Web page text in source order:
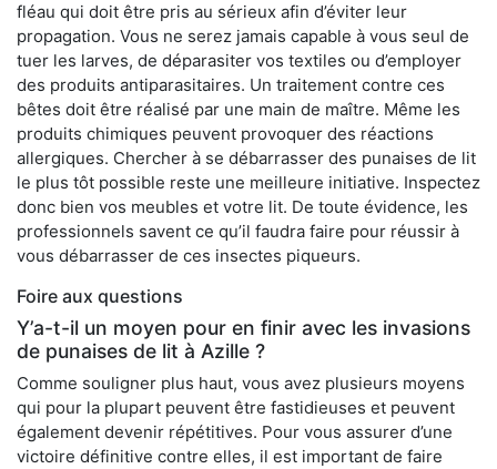
fléau qui doit être pris au sérieux afin d’éviter leur
propagation. Vous ne serez jamais capable à vous seul de
tuer les larves, de déparasiter vos textiles ou d’employer
des produits antiparasitaires. Un traitement contre ces
bêtes doit être réalisé par une main de maître. Même les
produits chimiques peuvent provoquer des réactions
allergiques. Chercher à se débarrasser des punaises de lit
le plus tôt possible reste une meilleure initiative. Inspectez
donc bien vos meubles et votre lit. De toute évidence, les
professionnels savent ce qu’il faudra faire pour réussir à
vous débarrasser de ces insectes piqueurs.
Foire aux questions
Y’a-t-il un moyen pour en finir avec les invasions
de punaises de lit à Azille ?
Comme souligner plus haut, vous avez plusieurs moyens
qui pour la plupart peuvent être fastidieuses et peuvent
également devenir répétitives. Pour vous assurer d’une
victoire définitive contre elles, il est important de faire